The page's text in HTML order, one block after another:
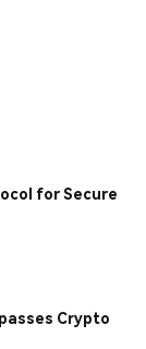
for Secure
Crypto